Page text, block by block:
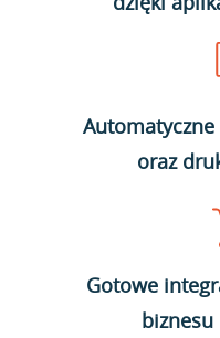
Automatyczne
oraz
Gotowe